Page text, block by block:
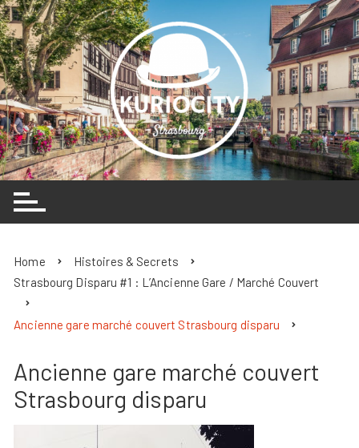
Skip
to
content
Home
Histoires & Secrets
Strasbourg Disparu #1 : L’Ancienne Gare / Marché Couvert
Ancienne gare marché couvert Strasbourg disparu
Ancienne gare marché couvert
Strasbourg disparu